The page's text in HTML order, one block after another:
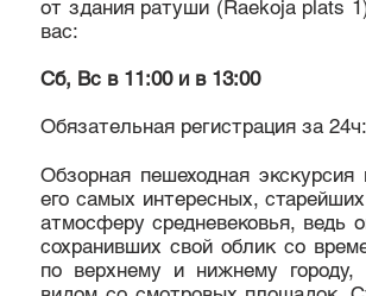
от здания ратуши (Raekoja plats
вас:
Сб, Вс в 11:00 и в 13:00
Обязательная регистрация за 24ч:
Обзорная пешеходная
его самых интересных,
атмосферу средневековья, ведь
сохранивших свой облик со
по верхнему и нижнему